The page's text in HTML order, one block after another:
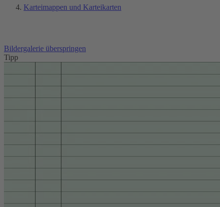
Karteimappen und Karteikarten
Bildergalerie überspringen
Tipp